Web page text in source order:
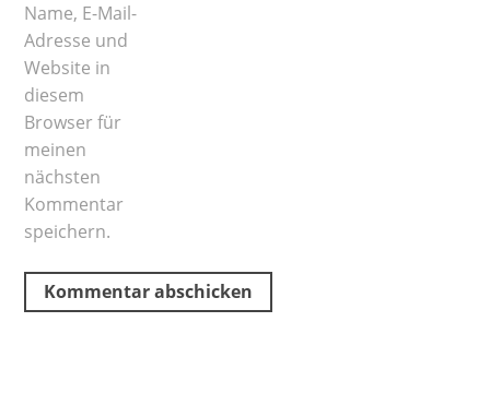
Name, E-Mail-
Adresse und
Website in
diesem
Browser für
meinen
nächsten
Kommentar
speichern.